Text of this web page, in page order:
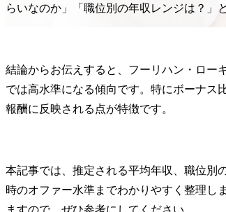
らいなのか」「職位別の年収レンジは？」
結論からお伝えすると、フーリハン・ロー
では高水準になる傾向です。特にボーナス
報酬に反映される点が特徴です。
本記事では、推定される平均年収、職位別
時のオファー水準までわかりやすく整理し